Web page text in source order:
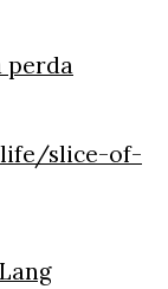
perda
life/slice-of-